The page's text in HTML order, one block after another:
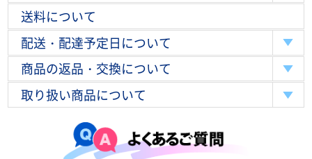
送料について
配送・配達予定日について
商品の返品・交換について
取り扱い商品について